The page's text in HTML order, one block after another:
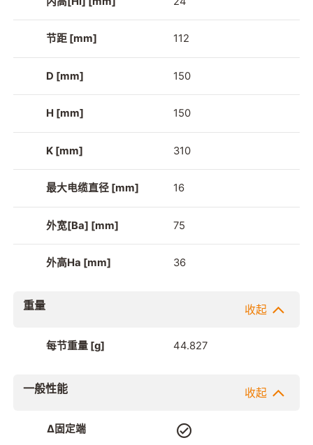
节距 [mm] 112
D [mm] 150
H [mm] 150
K [mm] 310
最大电缆直径 [mm] 16
外宽[Ba] [mm] 75
外高Ha [mm] 36
重量 收起
每节重量 [g] 44.827
一般性能 收起
∆固定端